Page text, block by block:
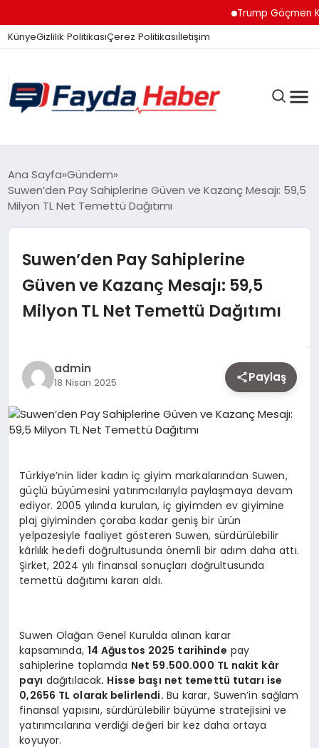
Trump Göçmen
KünyeGizlilik PolitikasıÇerez Politikasıİletişim
GÜNDEM
TEKNOLOJI
SIYASET
MAGAZIN
YAŞAM
DÜNYA
EĞITIM
Ana Sayfa Gündem
Suwen’den Pay Sahiplerine Güven ve Kazanç Mesajı: 59,5
Milyon TL Net Temettü Dağıtımı
Suwen’den Pay Sahiplerine
Güven ve Kazanç Mesajı: 59,5
Milyon TL Net Temettü Dağıtımı
admin
18 Nisan 2025 Paylaş
Türkiye’nin lider kadın iç giyim markalarından Suwen,
güçlü büyümesini yatırımcılarıyla paylaşmaya devam
ediyor. 2005 yılında kurulan, iç giyimden ev giyimine
plaj giyiminden çoraba kadar geniş bir ürün
yelpazesiyle faaliyet gösteren Suwen, sürdürülebilir
kârlılık hedefi doğrultusunda önemli bir adım daha attı.
Şirket, 2024 yılı finansal sonuçları doğrultusunda
temettü dağıtımı kararı aldı.
Suwen Olağan Genel Kurulda alınan karar
kapsamında, 14 Ağustos 2025 tarihinde pay
sahiplerine toplamda Net 59.500.000 TL nakit kâr
payı dağıtılacak. Hisse başı net temettü tutarı ise
0,2656 TL olarak belirlendi. Bu karar, Suwen’in sağlam
finansal yapısını, sürdürülebilir büyüme stratejisini ve
yatırımcılarına verdiği değeri bir kez daha ortaya
koyuyor.